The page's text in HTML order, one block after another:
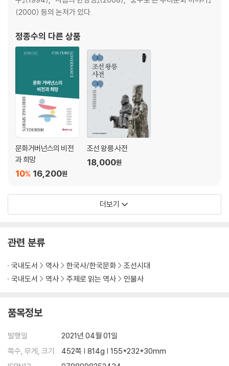
(2000) 등의 논저가 있다.
정종수의 다른 상품
문화거버넌스의 비전
과 희망
16,200원
10%
조선 왕릉 사전
18,000원
더보기
관련 분류
국내도서 역사 한국사/한국문화
조선시대
국내도서
역사 주제로 읽는 역사 인물사
품목정보
발행일
2021년 04월 01일
쪽수, 무게, 크기
452쪽 | 814g | 155*232*30mm